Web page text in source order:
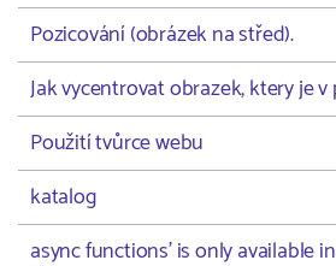
Pozicování (obrázek na střed).
Jak vycentrovat obrazek, ktery je
Použití tvůrce webu
katalog
async functions' is only available